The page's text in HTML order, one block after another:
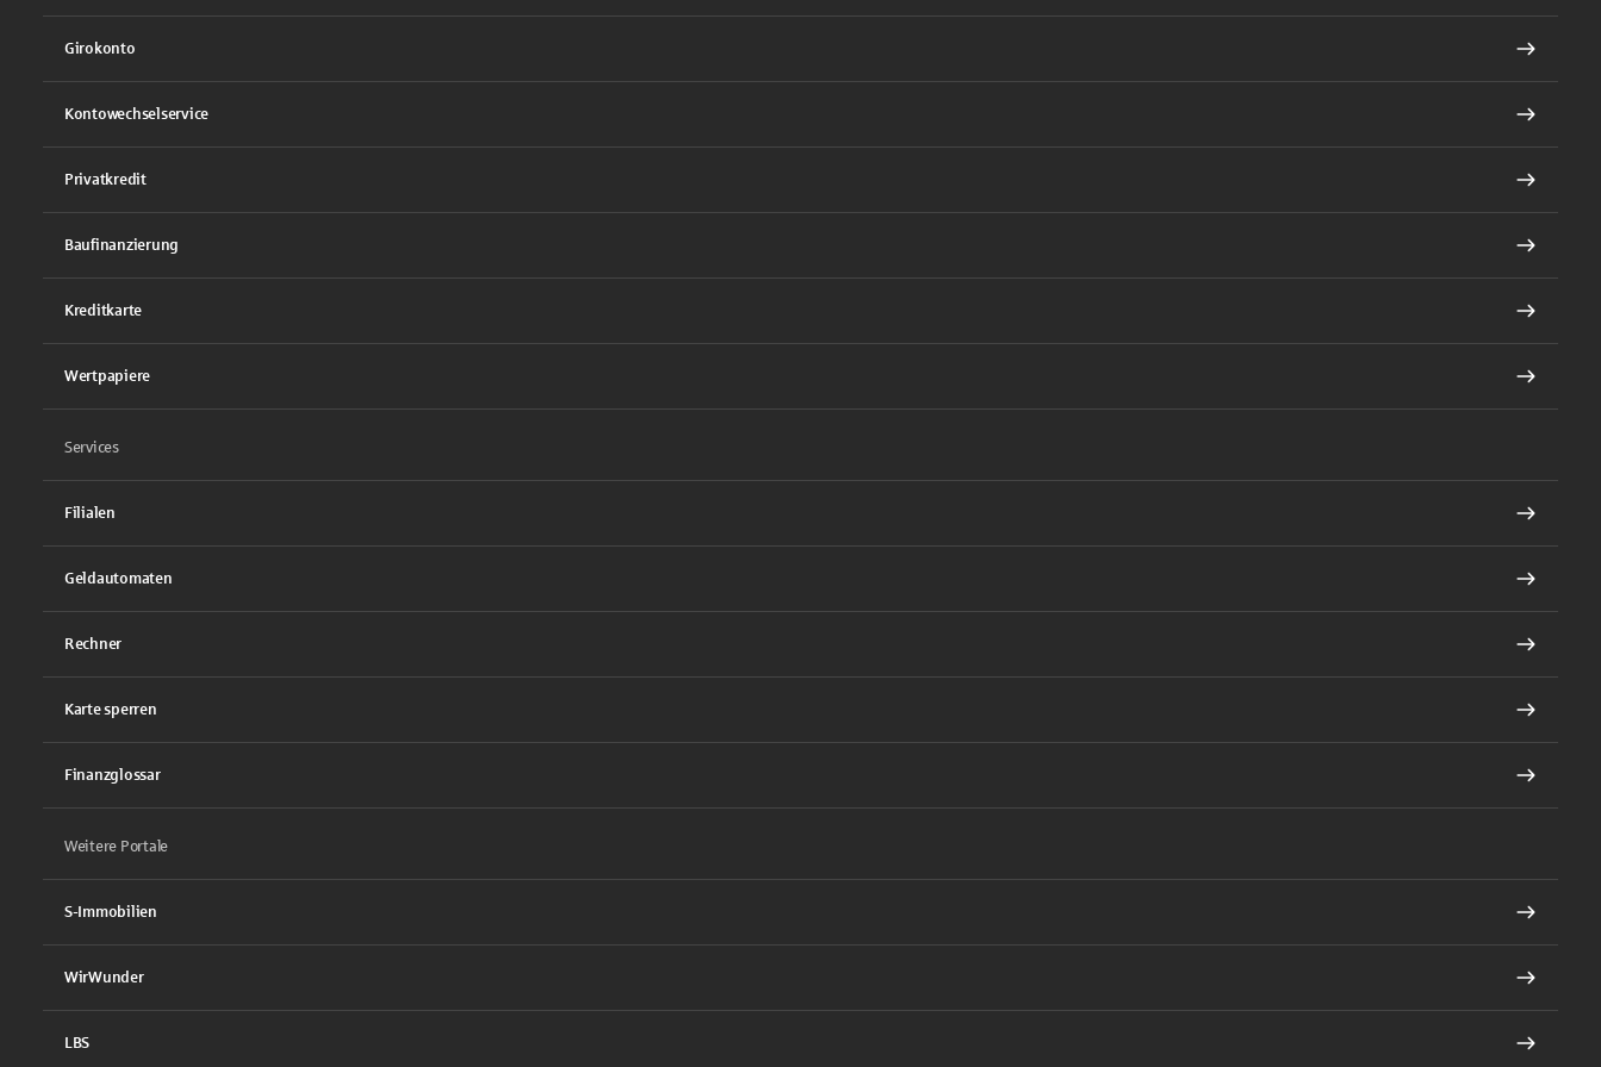
Girokonto
Kontowechselservice
Privatkredit
Baufinanzierung
Kreditkarte
Wertpapiere
Services
Filialen
Geldautomaten
Rechner
Karte sperren
Finanzglossar
Weitere Portale
S-Immobilien
WirWunder
LBS